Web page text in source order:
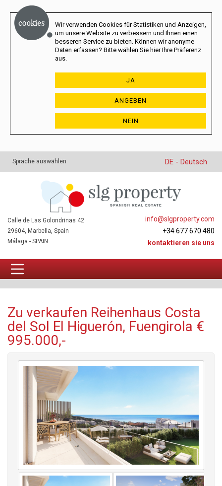
Wir verwenden Cookies für Statistiken und Anzeigen,
um unsere Website zu verbessern und Ihnen einen
besseren Service zu bieten. Können wir anonyme
Daten erfassen? Bitte wählen Sie hier Ihre Präferenz
aus.
JA
ANGEBEN
NEIN
Sprache auswählen DE - Deutsch
info@slgproperty.com
+34 677 670 480
kontaktieren sie uns
Calle de Las Golondrinas 42
29604, Marbella, Spain
Málaga - SPAIN
Zu verkaufen Reihenhaus Costa
del Sol El Higuerón, Fuengirola €
995.000,-